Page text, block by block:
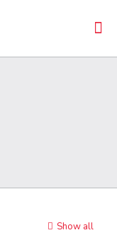
Show all